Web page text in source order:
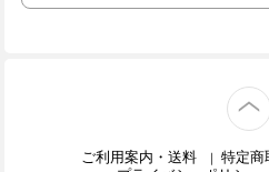
ご利用案内・送料
特定商